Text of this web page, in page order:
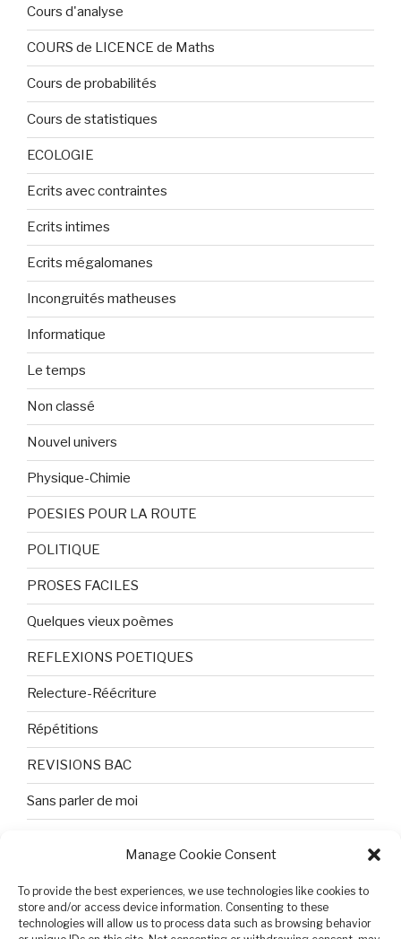
Manage Cookie Consent
To provide the best experiences, we use technologies like cookies to
store and/or access device information. Consenting to these
technologies will allow us to process data such as browsing behavior
Cours d'analyse
COURS de LICENCE de Maths
Cours de probabilités
Cours de statistiques
ECOLOGIE
Ecrits avec contraintes
Ecrits intimes
Ecrits mégalomanes
Incongruités matheuses
Informatique
Le temps
Non classé
Nouvel univers
Physique-Chimie
POESIES POUR LA ROUTE
POLITIQUE
PROSES FACILES
Quelques vieux poèmes
REFLEXIONS POETIQUES
Relecture-Réécriture
Répétitions
REVISIONS BAC
Sans parler de moi
Tristesse et attente